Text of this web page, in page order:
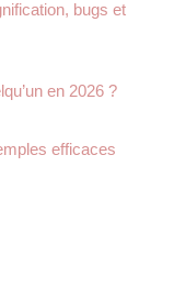
bugs et
en 2026 ?
efficaces